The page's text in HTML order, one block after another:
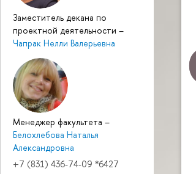
Заместитель декана по
проектной деятельности –
Чапрак Нелли Валерьевна
Менеджер факультета –
Белохлебова Наталья
Александровна
+7 (831) 436-74-09 *6427